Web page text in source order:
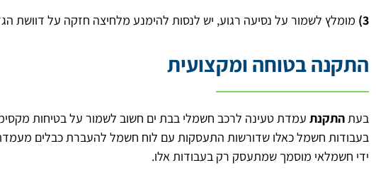
3) מומלץ לשמור על נסיעה רגוע, יש לנסות להימנע מלחיצה חזקה על דוושת
התקנה בטוחה ומקצועית
בעתהתקנת עמדת טעינה לרכב חשמלי בבת ים חשוב לשמור על בטיחות
בעבודות חשמל כאלו שדורשות התעסקות עם לוח חשמל להעברת כבלים
ידי חשמלאי מוסמך שמתעסק רק בעבודות אלו.